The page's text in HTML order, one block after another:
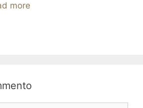
more